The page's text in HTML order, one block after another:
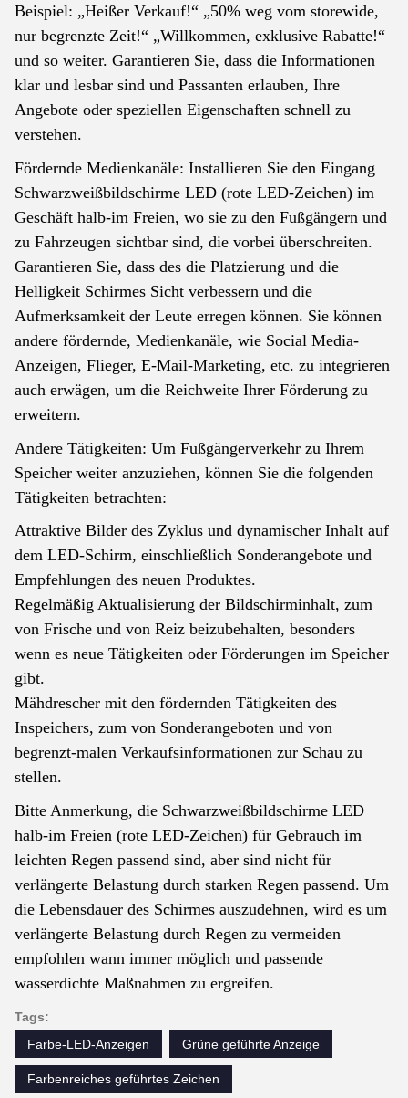
Beispiel: „Heißer Verkauf!“ „50% weg vom storewide,
nur begrenzte Zeit!“ „Willkommen, exklusive Rabatte!“
und so weiter. Garantieren Sie, dass die Informationen
klar und lesbar sind und Passanten erlauben, Ihre
Angebote oder speziellen Eigenschaften schnell zu
verstehen.
Fördernde Medienkanäle: Installieren Sie den Eingang
Schwarzweißbildschirme LED (rote LED-Zeichen) im
Geschäft halb-im Freien, wo sie zu den Fußgängern und
zu Fahrzeugen sichtbar sind, die vorbei überschreiten.
Garantieren Sie, dass des die Platzierung und die
Helligkeit Schirmes Sicht verbessern und die
Aufmerksamkeit der Leute erregen können. Sie können
andere fördernde, Medienkanäle, wie Social Media-
Anzeigen, Flieger, E-Mail-Marketing, etc. zu integrieren
auch erwägen, um die Reichweite Ihrer Förderung zu
erweitern.
Andere Tätigkeiten: Um Fußgängerverkehr zu Ihrem
Speicher weiter anzuziehen, können Sie die folgenden
Tätigkeiten betrachten:
Attraktive Bilder des Zyklus und dynamischer Inhalt auf
dem LED-Schirm, einschließlich Sonderangebote und
Empfehlungen des neuen Produktes.
Regelmäßig Aktualisierung der Bildschirminhalt, zum
von Frische und von Reiz beizubehalten, besonders
wenn es neue Tätigkeiten oder Förderungen im Speicher
gibt.
Mähdrescher mit den fördernden Tätigkeiten des
Inspeichers, zum von Sonderangeboten und von
begrenzt-malen Verkaufsinformationen zur Schau zu
stellen.
Bitte Anmerkung, die Schwarzweißbildschirme LED
halb-im Freien (rote LED-Zeichen) für Gebrauch im
leichten Regen passend sind, aber sind nicht für
verlängerte Belastung durch starken Regen passend. Um
die Lebensdauer des Schirmes auszudehnen, wird es um
verlängerte Belastung durch Regen zu vermeiden
empfohlen wann immer möglich und passende
wasserdichte Maßnahmen zu ergreifen.
Tags:
Farbe-LED-Anzeigen
Grüne geführte Anzeige
Farbenreiches geführtes Zeichen